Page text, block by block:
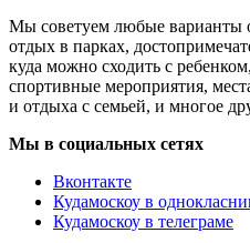
Мы советуем любые
отдых в парках,
куда можно сходить с
спортивные мероприятия,
и отдыха с семьей, и многое
Мы в социальных сетях
Вконтакте
Кудамоскоу в
Кудамоскоу в телеграме